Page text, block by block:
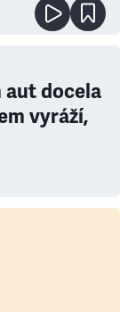
aut docela
vyráží,